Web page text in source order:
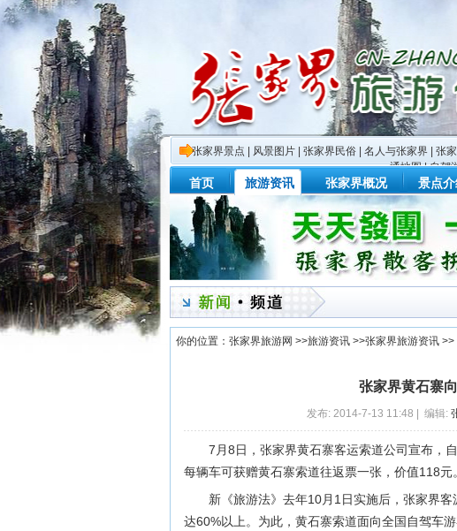
张家界景点 风景图片 张家界民俗 名人与张家界 张
通地图|自驾
首页 旅游资讯 张家界概况 景点
你的位置： 张家界旅游网 >>旅游资讯 >>张家界旅游资讯 >>
张家界黄石寨
发布: 2014-7-13 11:48 | 编辑:
7月8日，张家界黄石寨客运索道公司宣布，
每辆车可获赠黄石寨索道往返票一张，价值118元。
新《旅游法》去年10月1日实施后，张家界
达60%以上。为此，黄石寨索道面向全国自驾车